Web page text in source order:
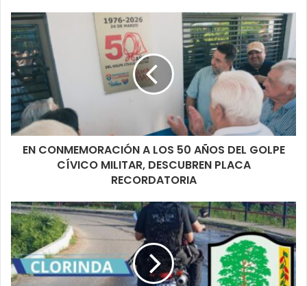
EN CONMEMORACIÓN A LOS 50 AÑOS DEL GOLPE
CÍVICO MILITAR, DESCUBREN PLACA
RECORDATORIA